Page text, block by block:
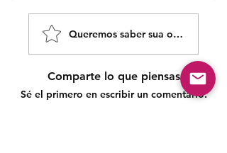
Queremos saber sua opinião
Comparte lo que piensas
Sé el primero en escribir un comentario.